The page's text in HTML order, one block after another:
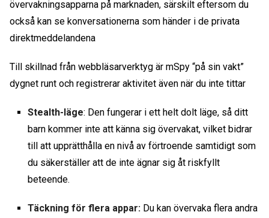
övervakningsapparna på marknaden, särskilt eftersom du
också kan se konversationerna som händer i de privata
direktmeddelandena
Till skillnad från webbläsarverktyg är mSpy “på sin vakt”
dygnet runt och registrerar aktivitet även när du inte tittar
Stealth-läge: Den fungerar i ett helt dolt läge, så ditt
barn kommer inte att känna sig övervakat, vilket bidrar
till att upprätthålla en nivå av förtroende samtidigt som
du säkerställer att de inte ägnar sig åt riskfyllt
beteende.
Täckning för flera appar: Du kan övervaka flera andra